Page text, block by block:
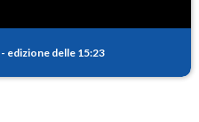
- edizione delle 15:23